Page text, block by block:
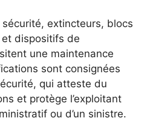
extincteurs, blocs
dispositifs de
une maintenance
sont consignées
qui atteste du
et protège l’exploitant
ou d’un sinistre.